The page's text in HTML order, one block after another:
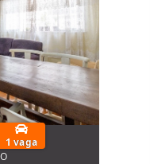
com
metragem
e espaço
investimento
1 vaga